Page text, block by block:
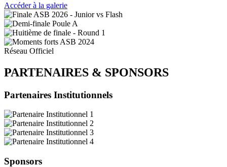
Accéder à la galerie
Réseau Officiel
PARTENAIRES & SPONSORS
Partenaires Institutionnels
Sponsors